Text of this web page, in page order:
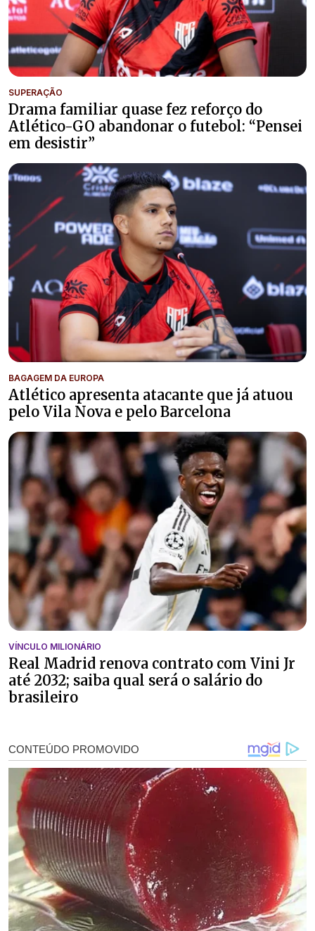
SUPERAÇÃO
Drama familiar quase fez reforço do
Atlético-GO abandonar o futebol: “Pensei
em desistir”
BAGAGEM DA EUROPA
Atlético apresenta atacante que já atuou
pelo Vila Nova e pelo Barcelona
VÍNCULO MILIONÁRIO
Real Madrid renova contrato com Vini Jr
até 2032; saiba qual será o salário do
brasileiro